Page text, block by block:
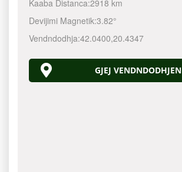
Kaaba Distanca:2918 km
Devijimi Magnetik:3.82°
Vendndodhja:42.0400,20.4347
GJEJ VENDNDODHJEN